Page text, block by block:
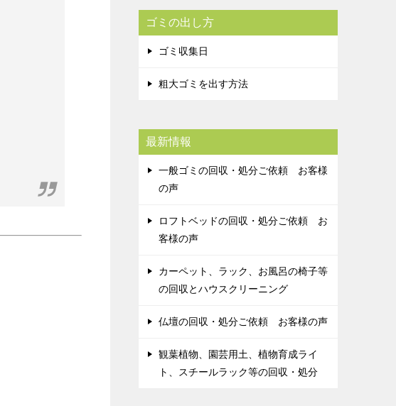
ゴミの出し方
ゴミ収集日
粗大ゴミを出す方法
最新情報
一般ゴミの回収・処分ご依頼 お客様
の声
ロフトベッドの回収・処分ご依頼 お
客様の声
カーペット、ラック、お風呂の椅子等
の回収とハウスクリーニング
仏壇の回収・処分ご依頼 お客様の声
観葉植物、園芸用土、植物育成ライ
ト、スチールラック等の回収・処分